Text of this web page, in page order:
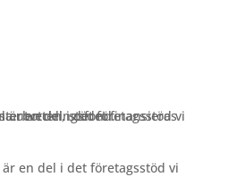
en del i det företagsstöd vi